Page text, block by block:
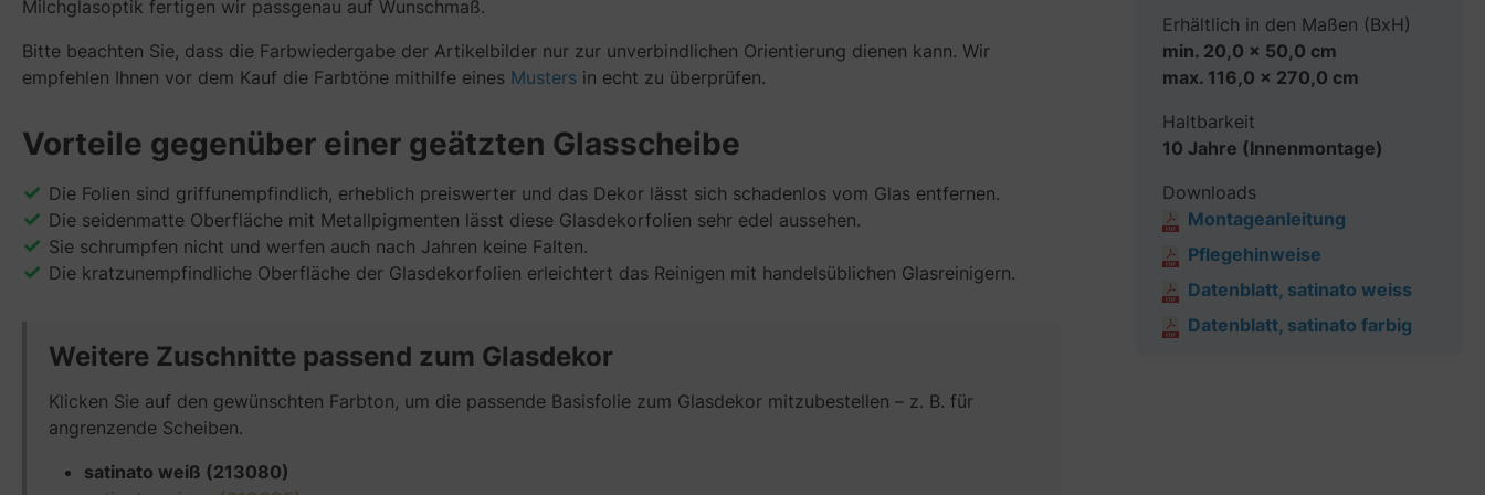
Milchglasoptik fertigen wir passgenau auf Wunschmaß.
Bitte beachten Sie, dass die Farbwiedergabe der Artikelbilder nur zur unverbindlichen Orientierung dienen kann. Wir
empfehlen Ihnen vor dem Kauf die Farbtöne mithilfe eines Musters in echt zu überprüfen.
Vorteile gegenüber einer geätzten Glasscheibe
Die Folien sind griffunempfindlich, erheblich preiswerter und das Dekor lässt sich schadenlos vom Glas entfernen.
Die seidenmatte Oberfläche mit Metallpigmenten lässt diese Glasdekorfolien sehr edel aussehen.
Sie schrumpfen nicht und werfen auch nach Jahren keine Falten.
Die kratzunempfindliche Oberfläche der Glasdekorfolien erleichtert das Reinigen mit handelsüblichen Glasreinigern.
Weitere Zuschnitte passend zum Glasdekor
Klicken Sie auf den gewünschten Farbton, um die passende Basisfolie zum Glasdekor mitzubestellen – z. B. für
angrenzende Scheiben.
satinato weiß (213080)
Erhältlich in den Maßen (BxH)
min. 20,0 x 50,0 cm
max. 116,0 x 270,0 cm
Haltbarkeit
10 Jahre (Innenmontage)
Downloads
Montageanleitung
Pflegehinweise
Datenblatt, satinato weiss
Datenblatt, satinato farbig